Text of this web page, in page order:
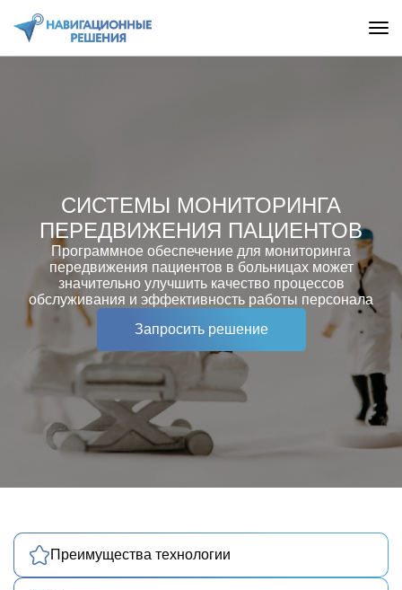
СИСТЕМЫ МОНИТОРИНГА
ПЕРЕДВИЖЕНИЯ ПАЦИЕНТОВ
Программное обеспечение для мониторинга
передвижения пациентов в больницах может
значительно улучшить качество процессов
обслуживания и эффективность работы персонала
Запросить решение
Преимущества технологии